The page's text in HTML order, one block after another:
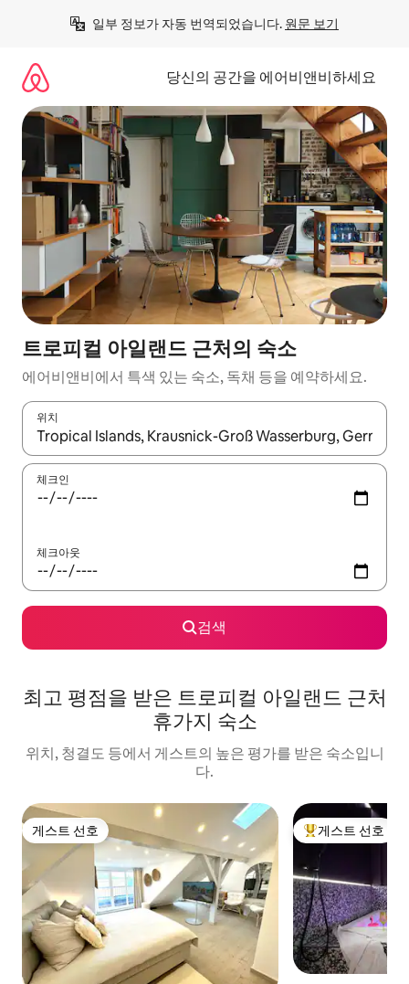
일부 정보가 자동 번역되었습니다. 원문 보기
당신의 공간을 에어비앤비하세요
트로피컬 아일랜드 근처의 숙소
에어비앤비에서 특색 있는 숙소, 독채 등을 예약하세요.
위치
결과가 나오면 위·아래 화살표 키를 사용하거나 터치 또는 스와이
체크인
체크아웃
검색
최고 평점을 받은 트로피컬 아일랜드 근처
휴가지 숙소
위치, 청결도 등에서 게스트의 높은 평가를 받은 숙소입니
다.
게스트 선호
게스트 선호 상위 게스트 선호
게스트 선호